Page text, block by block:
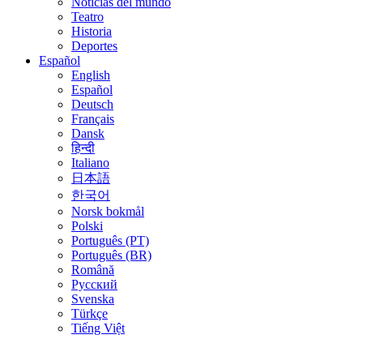
Teatro
Historia
Deportes
Español
English
Español
Deutsch
Français
Dansk
हिन्दी
Italiano
日本語
한국어
Norsk bokmål
Polski
Português (PT)
Português (BR)
Română
Русский
Svenska
Türkçe
Tiếng Việt